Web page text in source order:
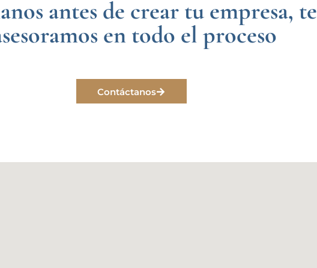
antes de crear tu empresa, te
en todo el proceso
Contáctanos